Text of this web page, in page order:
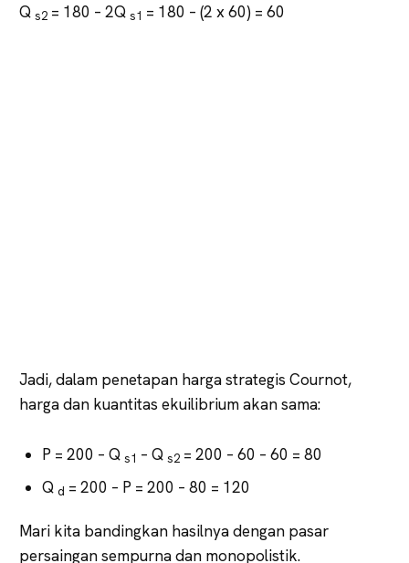
Q s2 = 180 – 2Q s1 = 180 – (2 x 60) = 60
Jadi, dalam penetapan harga strategis Cournot,
harga dan kuantitas ekuilibrium akan sama:
P = 200 – Q s1 – Q s2 = 200 – 60 – 60 = 80
Q d = 200 – P = 200 – 80 = 120
Mari kita bandingkan hasilnya dengan pasar
persaingan sempurna dan monopolistik.